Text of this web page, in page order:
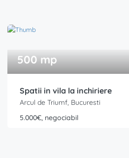
500 mp
Spatii in vila la inchiriere
Arcul de Triumf, Bucuresti
5.000€, negociabil